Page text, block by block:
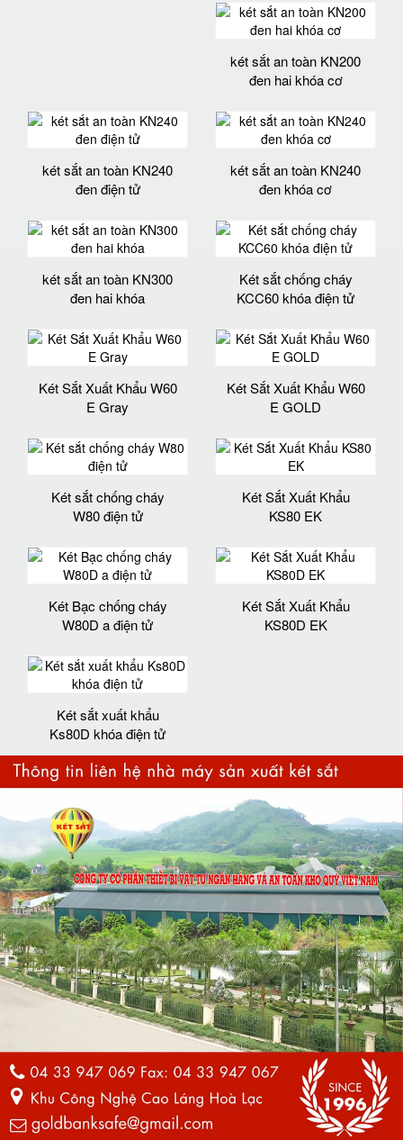
két sắt an toàn KN200
đen hai khóa cơ
két sắt an toàn KN240
đen điện tử
két sắt an toàn KN240
đen khóa cơ
két sắt an toàn KN300
đen hai khóa
Két sắt chống cháy
KCC60 khóa điện tử
Két Sắt Xuất Khẩu W60
E Gray
Két Sắt Xuất Khẩu W60
E GOLD
Két sắt chống cháy
W80 điện tử
Két Sắt Xuất Khẩu
KS80 EK
Két Bạc chống cháy
W80D a điện tử
Két Sắt Xuất Khẩu
KS80D EK
Két sắt xuất khẩu
Ks80D khóa điện tử